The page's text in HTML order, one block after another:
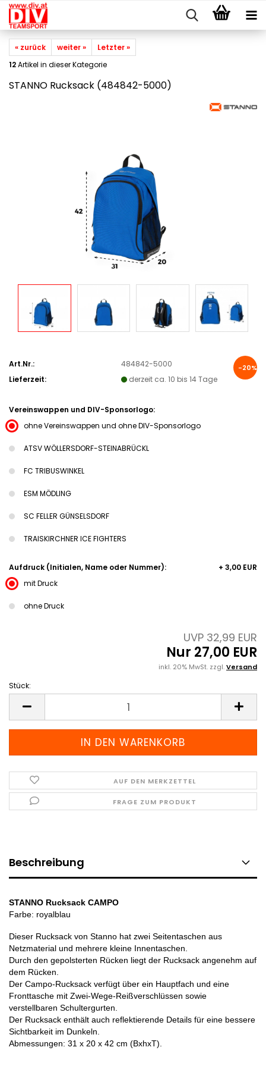
« zurück weiter »
Letzter »
12Artikel in dieser Kategorie
STANNO Rucksack (484842-5000)
-20%
Art.Nr.:
484842-5000
Lieferzeit:
derzeit ca. 10 bis 14 Tage
Vereinswappen und DIV-Sponsorlogo:
ohne Vereinswappen und ohne DIV-Sponsorlogo
ATSV WÖLLERSDORF-STEINABRÜCKL
FC TRIBUSWINKEL
ESM MÖDLING
SC FELLER GÜNSELSDORF
TRAISKIRCHNER ICE FIGHTERS
Aufdruck (Initialen, Name oder Nummer):
+ 3,00 EUR
mit Druck
ohne Druck
UVP 32,99 EUR
Nur 27,00 EUR
inkl. 20% MwSt. zzgl.Versand
Stück:
AUF DEN MERKZETTEL
FRAGE ZUM PRODUKT
Beschreibung
STANNO Rucksack CAMPO
Farbe: royalblau
Dieser Rucksack von Stanno hat zwei Seitentaschen aus
Netzmaterial und mehrere kleine Innentaschen.
Durch den gepolsterten Rücken liegt der Rucksack angenehm auf
dem Rücken.
Der Campo-Rucksack verfügt über ein Hauptfach und eine
Fronttasche mit Zwei-Wege-Reißverschlüssen sowie
verstellbaren Schultergurten.
Der Rucksack enthält auch reflektierende Details für eine bessere
Sichtbarkeit im Dunkeln.
Abmessungen: 31 x 20 x 42 cm (BxhxT).